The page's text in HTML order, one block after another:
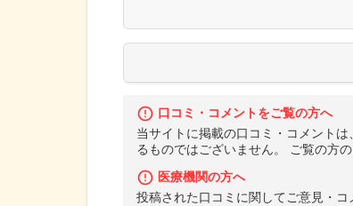
口コミ・コメントをご覧の方へ
当サイトに掲載の口コミ・コメント
るものではございません。 ご覧の方
医療機関の方へ
投稿された口コミに関してご意見・